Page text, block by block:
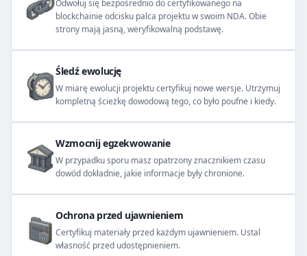
Odwołuj się bezpośrednio do certyfikowanego na
blockchainie odcisku palca projektu w swoim NDA. Obie
strony mają jasną, weryfikowalną podstawę.
Śledź ewolucję
W miarę ewolucji projektu certyfikuj nowe wersje. Utrzymuj
kompletną ścieżkę dowodową tego, co było poufne i kiedy.
Wzmocnij egzekwowanie
W przypadku sporu masz opatrzony znacznikiem czasu
dowód dokładnie, jakie informacje były chronione.
Ochrona przed ujawnieniem
Certyfikuj materiały przed każdym ujawnieniem. Ustal
własność przed udostępnieniem.